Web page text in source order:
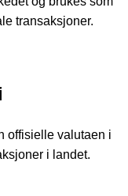
transaksjoner.
offisielle valutaen i
i landet.